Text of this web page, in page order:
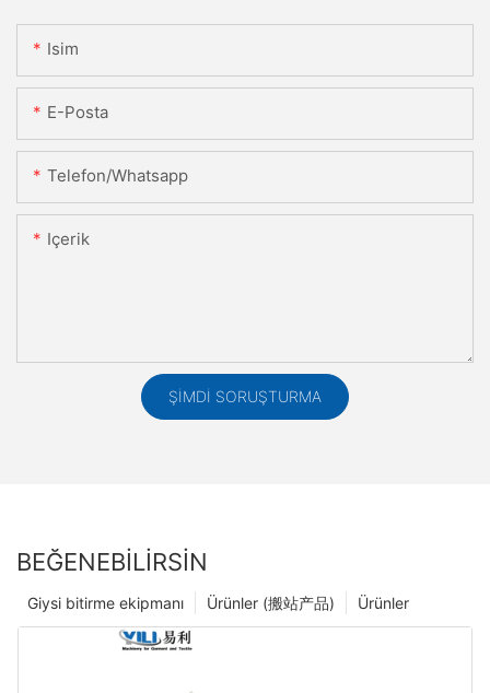
Isim
E-Posta
Telefon/whatsapp
Içerik
ŞIMDI SORUŞTURMA
BEĞENEBILIRSIN
Ürünler
Ürünler (搬站产品)
Giysi bitirme ekipmanı